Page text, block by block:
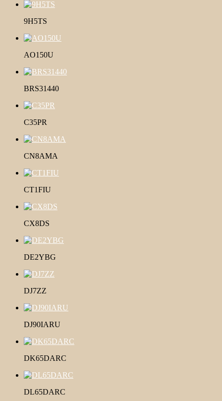
9H5TS
AO150U
BRS31440
C35PR
CN8AMA
CT1FIU
CX8DS
DE2YBG
DJ7ZZ
DJ90IARU
DK65DARC
DL65DARC